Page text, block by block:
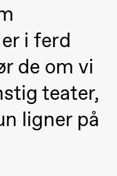
i ferd
de om vi
teater,
ligner på